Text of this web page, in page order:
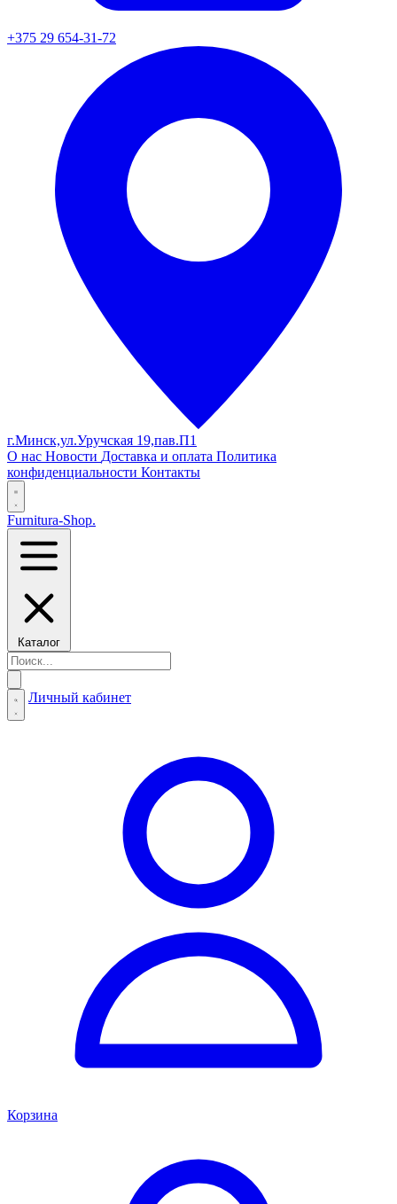
+375 29 654-31-72
г.Минск,ул.Уручская 19,пав.П1
О нас Новости Доставка и оплата Политика
конфиденциальности Контакты
Furnitura-Shop.
Каталог
Личный кабинет
Корзина